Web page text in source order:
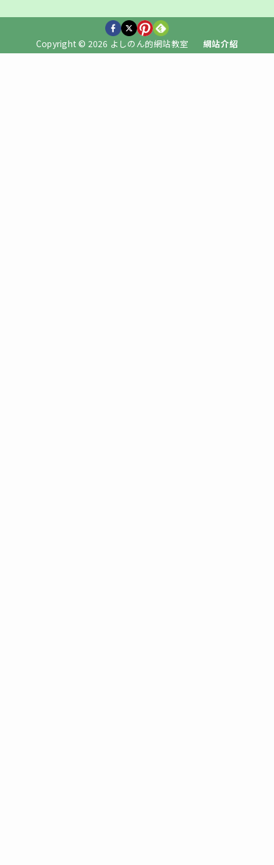
Copyright © 2026 よしのん的網站教室 網站介紹